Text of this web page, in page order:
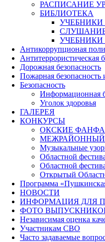
РАСПИСАНИЕ
БИБЛИОТЕКА
УЧЕБНИКИ
Антикоррупционая
Антитеррористическая
Дорожная безопасность
Пожарная безопасность
Безопасность
Информационная
Уголок здоровья
ГАЛЕРЕЯ
КОНКУРСЫ
ОКСКИЕ
МЕЖРАЙОННЫЙ
Музыкальные
Областной
Областной
Открытый
Программа
НОВОСТИ
ИНФОРМАЦИЯ ДЛЯ
ФОТО
Независимая оценка
Участникам СВО
Часто задаваемые